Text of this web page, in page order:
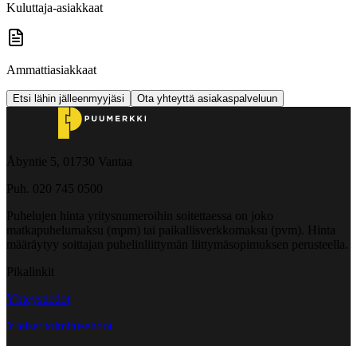
Kuluttaja-asiakkaat
Ammattiasiakkaat
Etsi lähin jälleenmyyjäsi Ota yhteyttä asiakaspalveluun
Åbyntie 5, 01730 Vantaa
Puh. 020 745 0500
Puhelujen hinta yritysnumeroihin soitettaessa on joko
matkapuhelumaksu (mpm) tai paikallisverkkomaksu (pvm). Hinta
määräytyy soittajan puhelinliittymän liittymäsopimuksen perusteella.
Pikalinkit
Yhteystiedot
Yleiset toimitusehdot